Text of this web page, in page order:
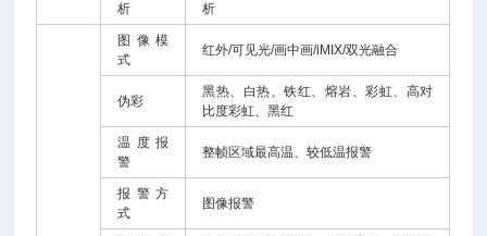
析
析
图像模
式
红外/可见光/画中画/iMIX/双光融合
伪彩
黑热、白热、铁红、熔岩、彩虹、高对
比度彩虹、黑红
温度报
警
整帧区域最高温、较低温报警
报警方
式
图像报警